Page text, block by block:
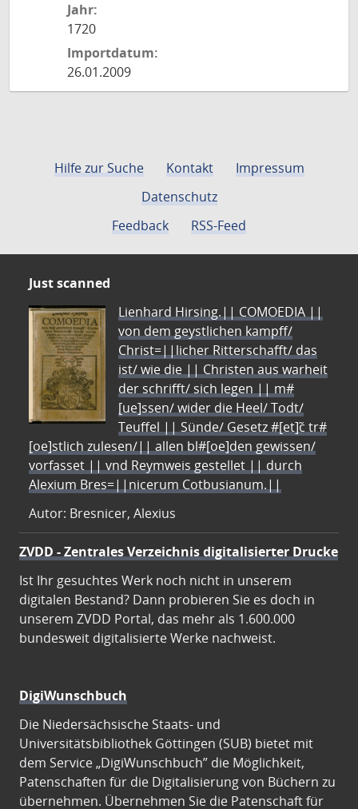
Jahr:
1720
Importdatum:
26.01.2009
Hilfe zur Suche Kontakt
Impressum
Datenschutz
Feedback
RSS-Feed
Just scanned
Lienhard Hirsing.|| COMOEDIA ||
von dem geystlichen kampff/
Christ=||licher Ritterschafft/ das
ist/ wie die || Christen aus warheit
der schrifft/ sich legen || m#
[ue]ssen/ wider die Heel/ Todt/
Teuffel || Sünde/ Gesetz #[et]c̃ tr#
[oe]stlich zulesen/|| allen bl#[oe]den gewissen/
vorfasset || vnd Reymweis gestellet || durch
Alexium Bres=||nicerum Cotbusianum.||
Autor: Bresnicer, Alexius
ZVDD - Zentrales Verzeichnis digitalisierter Drucke
Ist Ihr gesuchtes Werk noch nicht in unserem
digitalen Bestand? Dann probieren Sie es doch in
unserem ZVDD Portal, das mehr als 1.600.000
bundesweit digitalisierte Werke nachweist.
DigiWunschbuch
Die Niedersächsische Staats- und
Universitätsbibliothek Göttingen (SUB) bietet mit
dem Service „DigiWunschbuch” die Möglichkeit,
Patenschaften für die Digitalisierung von Büchern zu
übernehmen. Übernehmen Sie die Patenschaft für